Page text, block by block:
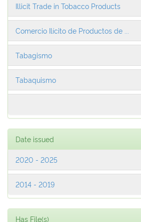
Illicit Trade in Tobacco Products
Comercio Ilícito de Productos de ...
Tabagismo
Tabaquismo
Date issued
2020 - 2025
2014 - 2019
Has File(s)